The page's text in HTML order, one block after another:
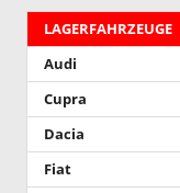
LAGERFAHRZEUGE
Audi
Cupra
Dacia
Fiat